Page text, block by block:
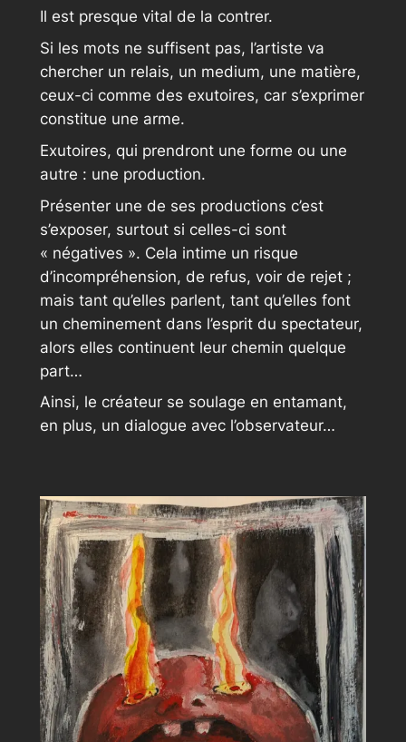
Il est presque vital de la contrer.
Si les mots ne suffisent pas, l’artiste va
chercher un relais, un medium, une matière,
ceux-ci comme des exutoires, car s’exprimer
constitue une arme.
Exutoires, qui prendront une forme ou une
autre : une production.
Présenter une de ses productions c’est
s’exposer, surtout si celles-ci sont
« négatives ». Cela intime un risque
d’incompréhension, de refus, voir de rejet ;
mais tant qu’elles parlent, tant qu’elles font
un cheminement dans l’esprit du spectateur,
alors elles continuent leur chemin quelque
part…
Ainsi, le créateur se soulage en entamant,
en plus, un dialogue avec l’observateur…